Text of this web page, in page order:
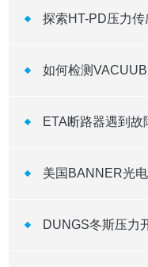
探索HT-PD压力
如何检测
ETA断路器遇到
美国BANNER光
DUNGS冬斯压力